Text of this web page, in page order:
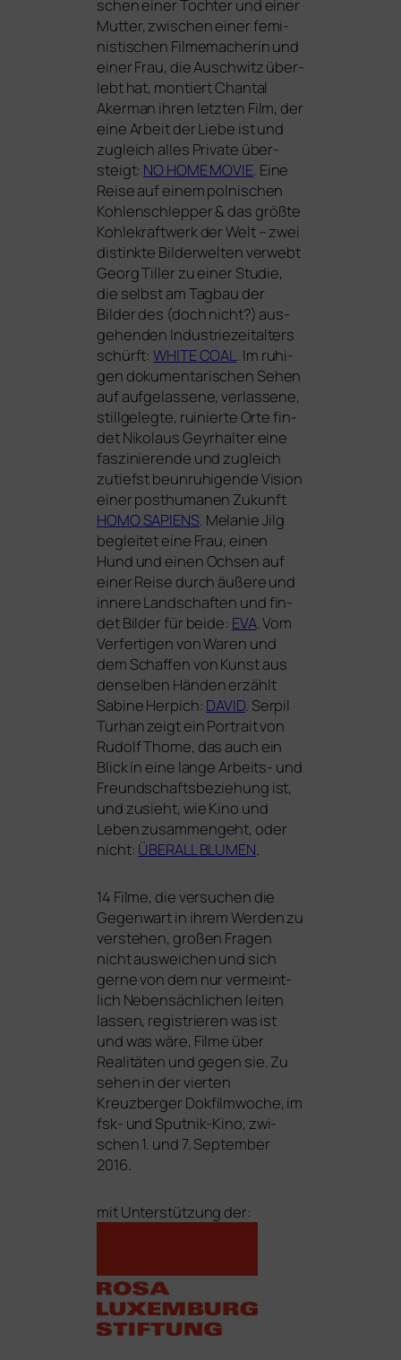
schen einer Tochter und einer
Mutter, zwi­schen einer femi­
nis­ti­schen Filmemacherin und
einer Frau, die Auschwitz über­
lebt hat, mon­tiert Chantal
Akerman ihren letz­ten Film, der
eine Arbeit der Liebe ist und
zugleich alles Private über­
steigt: NO HOMEMOVIE. Eine
Reise auf einem pol­ni­schen
Kohlenschlepper& das größ­te
Kohlekraftwerk der Welt – zwei
distink­te Bilderwelten ver­webt
Georg Tiller zu einer Studie,
die selbst am Tagbau der
Bilder des (doch nicht?) aus­
ge­hen­den Industriezeitalters
schürft:WHITECOAL. Im ruhi­
gen doku­men­ta­ri­schen Sehen
auf auf­ge­las­se­ne, ver­las­se­ne,
still­ge­leg­te, rui­nier­te Orte fin­
det Nikolaus Geyrhalter eine
fas­zi­nie­ren­de und zugleich
zutiefst beun­ru­hi­gen­de Vision
einer post­hu­ma­nen Zukunft
HOMO SAPIENS. Melanie Jilg
beglei­tet eine Frau, einen
Hund und einen Ochsen auf
einer Reise durch äuße­re und
inne­re Landschaften und fin­
det Bilder für bei­de: EVA. Vom
Verfertigen von Waren und
dem Schaffen von Kunst aus
den­sel­ben Händen erzählt
Sabine Herpich: DAVID. Serpil
Turhan zeigt ein Portrait von
Rudolf Thome, das auch ein
Blick in eine lan­ge Arbeits- und
Freundschaftsbeziehung ist,
und zusieht, wie Kino und
Leben zusam­men­geht, oder
nicht: ÜBERALLBLUMEN.
14 Filme, die ver­su­chen die
Gegenwart in ihrem Werden zu
ver­ste­hen, gro­ßen Fragen
nicht aus­wei­chen und sich
ger­ne von dem nur ver­meint­
lich Nebensächlichen lei­ten
las­sen, regis­trie­ren was ist
und was wäre, Filme über
Realitäten und gegen sie. Zu
sehen in der vier­ten
Kreuzberger Dokfilmwoche, im
fsk- und Sputnik-Kino, zwi­
schen 1. und 7. September
2016.
mit Unterstützung der: